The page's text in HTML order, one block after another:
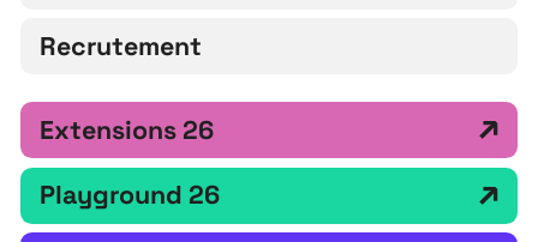
Recrutement
Extensions 26
Playground 26